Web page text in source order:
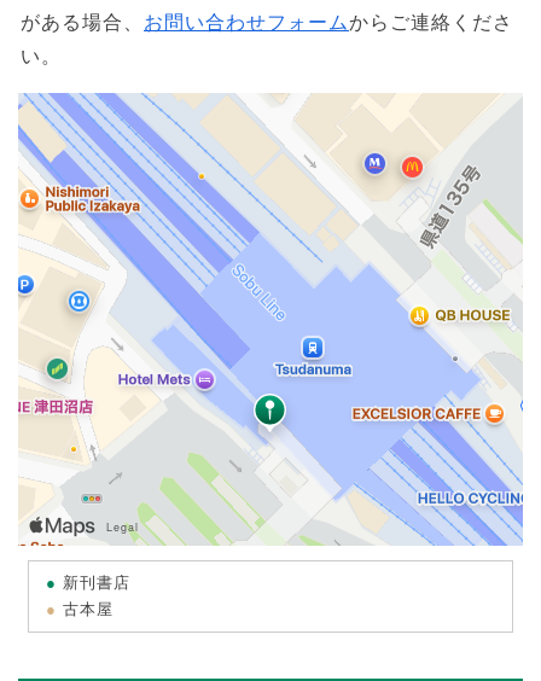
がある場合、 お問い合わせフォームからご連絡くださ
い。
新刊書店
古本屋